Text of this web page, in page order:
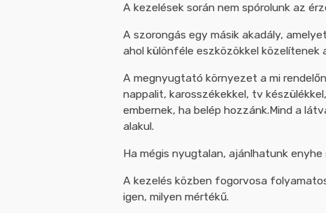
A kezelések során nem spórolunk az
A szorongás egy másik akadály,
ahol különféle eszközökkel közelítenek
A megnyugtató környezet a mi
nappalit, karosszékekkel, tv
embernek, ha belép hozzánk.Mind a
alakul.
Ha mégis nyugtalan, ajánlhatunk
A kezelés közben fogorvosa
igen, milyen mértékű.